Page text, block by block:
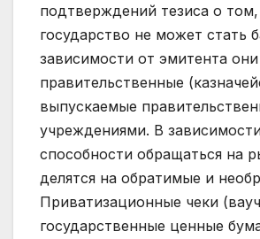
подтверждений тезиса о том,
государство не может стать
зависимости от эмитента они
правительственные
выпускаемые
учреждениями. В
способности обращаться на
делятся на обратимые и
Приватизационные чеки
государственные ценные